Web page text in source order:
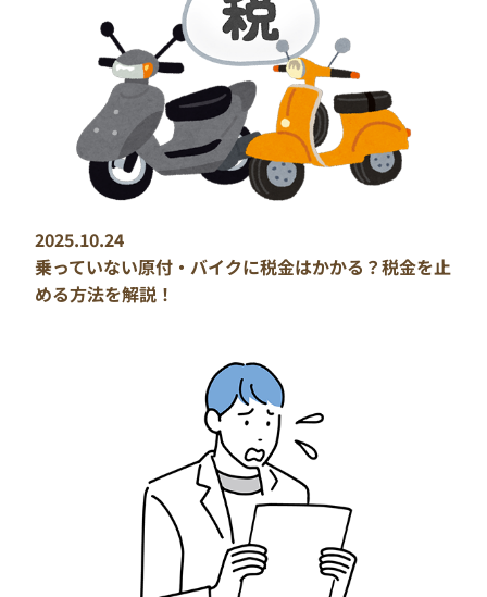
2025.10.24
乗っていない原付・バイクに税金はかかる？税金を止
める方法を解説！